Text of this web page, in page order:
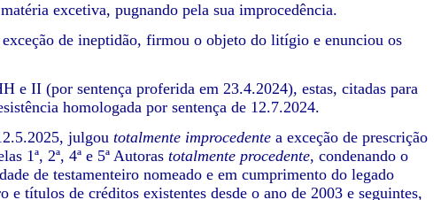
excetiva, pugnando pela sua improcedência.
de ineptidão, firmou o objeto do litígio e enunciou os
II (por sentença proferida em 23.4.2024), estas, citadas para
homologada por sentença de 12.7.2024.
julgou totalmente improcedente a exceção de prescrição
1ª, 2ª, 4ª e 5ª Autoras totalmente procedente, condenando o
de testamenteiro nomeado e em cumprimento do legado
títulos de créditos existentes desde o ano de 2003 e seguintes,